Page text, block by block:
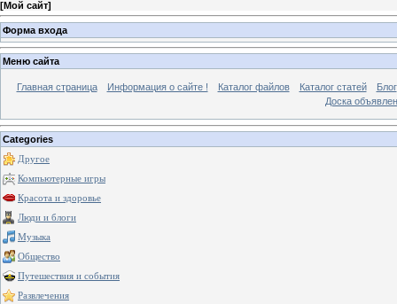
[Мой сайт]
Форма входа
Меню сайта
Главная страница Информация о сайте ! Каталог файлов Каталог статей
Блог
Доска
Categories
Другое
Компьютерные игры
Красота и здоровье
Люди и блоги
Музыка
Общество
Путешествия и события
Развлечения